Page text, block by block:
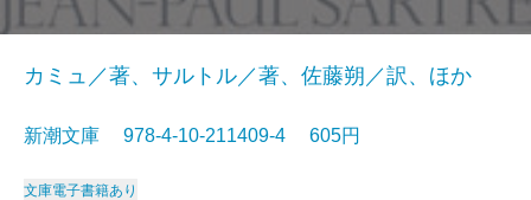
カミュ／著、サルトル／著、佐藤朔／訳、ほか
新潮文庫 978-4-10-211409-4 605円
文庫電子書籍あり